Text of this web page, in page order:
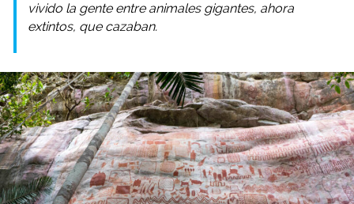
vivido la gente entre animales gigantes, ahora
extintos, que cazaban.